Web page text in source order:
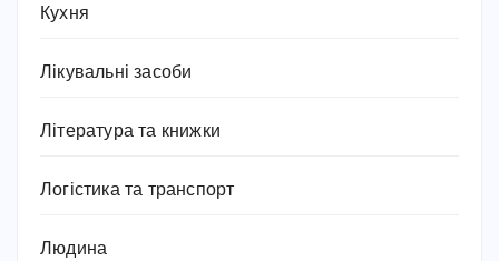
Кухня
Лікувальні засоби
Література та книжки
Логістика та транспорт
Людина